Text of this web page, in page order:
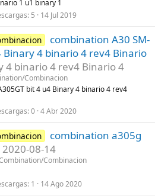
1 u1 binary 1
5 14 Jul 2019
combination A30 SM-
Binary 4 binario 4 rev4 Binario
4 binario 4 rev4 Binario 4
Combinacion
bit 4 u4 Binary 4 binario 4 rev4
0 4 Abr 2020
combination a305g
2020-08-14
Combinacion
1 14 Ago 2020